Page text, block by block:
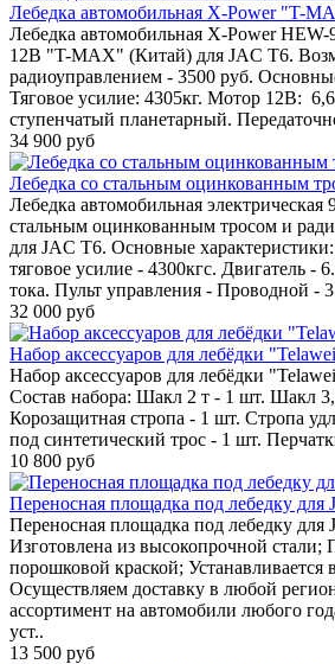
Лебедка автомобильная X-Power "T-
Лебедка автомобильная X-Power HEW-
12В "T-MAX" (Китай) для JAC T6.
радиоуправлением - 3500 руб.
Тяговое усилие: 4305кг. Мотор 12В:
ступенчатый планетарный.
34 900 руб
Лебедка со стальным оцинкованным
Лебедка автомобильная
стальным оцинкованным тросом и
для JAC T6. Основные
тяговое усилие - 4300кгс. Двигатель -
тока. Пульт управления - Проводной -
32 000 руб
Набор аксессуаров для лебёдки
Набор аксессуаров для лебёдки
Состав набора: Шакл 2 т - 1 шт. Шакл
Корозащитная стропа - 1 шт. Стропа
под синтетический трос - 1 шт.
10 800 руб
Переносная площадка под лебедку для
Переносная площадка под лебедку
Изготовлена из высокопрочной стали;
порошковой краской; Устанавливается
Осуществляем доставку в любой
ассортимент на автомобили любого
уст..
13 500 руб